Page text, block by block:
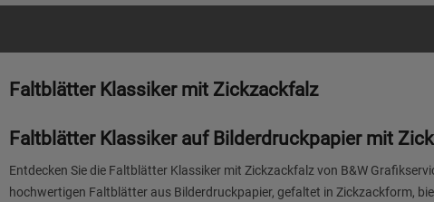
Faltblätter Klassiker mit Zickzackfalz
Faltblätter Klassiker auf Bilderdruckpapier mit
Entdecken Sie die Faltblätter Klassiker mit Zickzackfalz von B&W
hochwertigen Faltblätter aus Bilderdruckpapier, gefaltet in Zickzackform,